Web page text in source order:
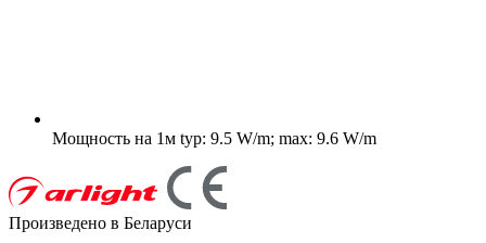
Мощность на 1м typ: 9.5 W/m; max: 9.6 W/m
Произведено в Беларуси